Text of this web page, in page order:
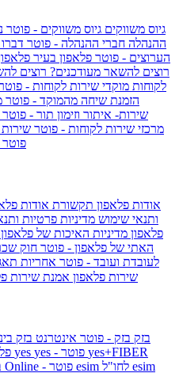
גיוס משווקים גיוס משווקים - פוטר
ההנהלה חברי ההנהלה - פוטר
הערוצים - פוטר פלאפון בעיר
רוצים להשאר מעודכנים? רוצים
לקוחות מוקדי שירות לקוחות -
הזמנת שיחה מהמוקד - פוטר
שירות- איתור וזימון תור - פוטר
מרכזי שירות לקוחות - פוטר שירות
פוטר
אודות פלאפון תקשורת אודות
ותנאי שימוש מדיניות פרטיות
פלאפון מדיניות האיכות של
האתי של פלאפון - פוטר חוק
לעובדת ועובד - פוטר אחריות
שירות פלאפון אמנת שירות
בזק בזק - פוטר אינטרנט בזק
yes
yes+FIBER
esim